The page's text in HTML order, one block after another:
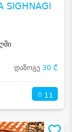
SIGHNAGI
დაზოგე 30 ₾
11